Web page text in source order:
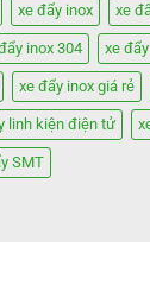
xe đẩy inox xe
inox 304 xe
xe đẩy inox giá rẻ
linh kiện điện tử
SMT